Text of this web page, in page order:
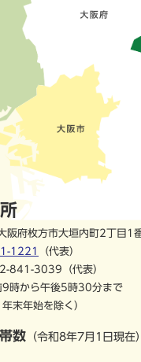
府枚方市大垣内町2丁目1
1221
（代表）
841-3039（代表）
9時から午後5時30分まで
末年始を除く）
数 （令和8年7月1日現在）